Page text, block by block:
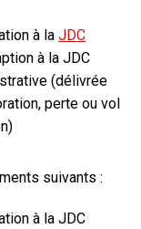
à la JDC
à la JDC
(délivrée
perte ou vol
suivants :
à la JDC